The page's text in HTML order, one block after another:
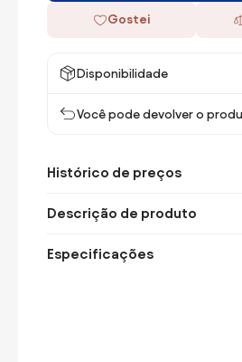
Gostei
Disponibilidade
Você pode devolver o
Histórico de preços
Descrição de produto
Especificações